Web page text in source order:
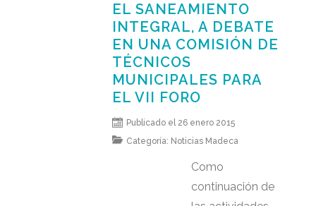
EL SANEAMIENTO
INTEGRAL, A DEBATE
EN UNA COMISIÓN DE
TÉCNICOS
MUNICIPALES PARA
EL VII FORO
Publicado el 26 enero 2015
Categoría: Noticias Madeca
Como
continuación de